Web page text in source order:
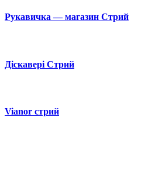
Рукавичка — магазин Стрий
Діскавері Стрий
Vianor стрий